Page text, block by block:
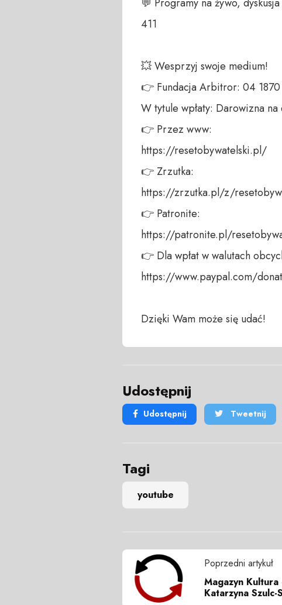
411
💥 Wesprzyj swoje medium!
👉 Fundacja Arbitror: 04
W tytule wpłaty: Darowizna
👉 Przez www:
https://resetobywatelski.pl/
👉 Zrzutka:
https://zrzutka.pl/z/
👉 Patronite:
https://patronite.pl/
👉 Dla wpłat w walutach
https://www.paypal.com/
Dzięki Wam może się udać!
Udostępnij
Udostępnij Tweetnij
Tagi
youtube
Poprzedni artykuł
Magazyn Kultura
Katarzyna